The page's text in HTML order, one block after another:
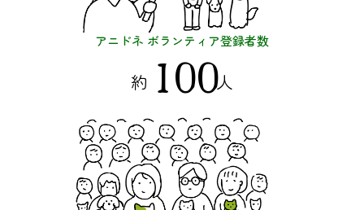
アニドネ ボランティア登録者数
約 100人